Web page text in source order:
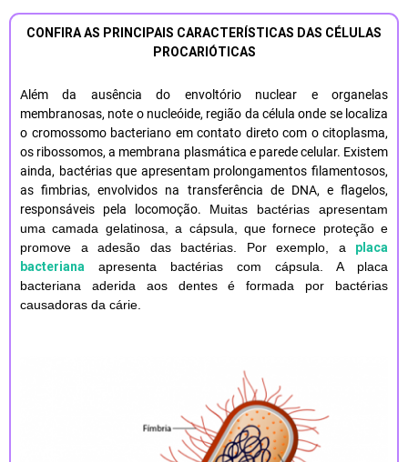
CONFIRA AS PRINCIPAIS CARACTERÍSTICAS DAS CÉLULAS
PROCARIÓTICAS
Além da ausência do envoltório nuclear e organelas
membranosas, note o nucleóide, região da célula onde se localiza
o cromossomo bacteriano em contato direto com o citoplasma,
os ribossomos, a membrana plasmática e parede celular. Existem
ainda, bactérias que apresentam prolongamentos filamentosos,
as fimbrias, envolvidos na transferência de DNA, e flagelos,
responsáveis pela locomoção. Muitas bactérias apresentam
uma camada gelatinosa, a cápsula, que fornece proteção e
promove a adesão das bactérias. Por exemplo, a placa
bacteriana apresenta bactérias com cápsula. A placa
bacteriana aderida aos dentes é formada por bactérias
causadoras da cárie.